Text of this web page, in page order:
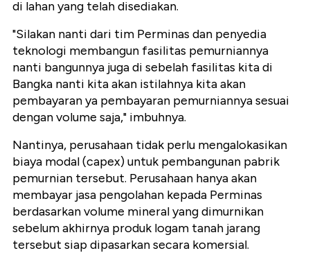
di lahan yang telah disediakan.
"Silakan nanti dari tim Perminas dan penyedia
teknologi membangun fasilitas pemurniannya
nanti bangunnya juga di sebelah fasilitas kita di
Bangka nanti kita akan istilahnya kita akan
pembayaran ya pembayaran pemurniannya sesuai
dengan volume saja," imbuhnya.
Nantinya, perusahaan tidak perlu mengalokasikan
biaya modal (capex) untuk pembangunan pabrik
pemurnian tersebut. Perusahaan hanya akan
membayar jasa pengolahan kepada Perminas
berdasarkan volume mineral yang dimurnikan
sebelum akhirnya produk logam tanah jarang
tersebut siap dipasarkan secara komersial.